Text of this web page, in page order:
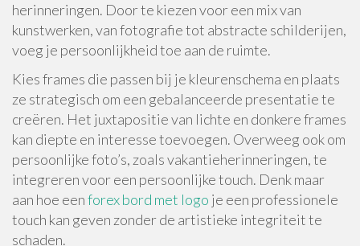
herinneringen. Door te kiezen voor een mix van
kunstwerken, van fotografie tot abstracte schilderijen,
voeg je persoonlijkheid toe aan de ruimte.
Kies frames die passen bij je kleurenschema en plaats
ze strategisch om een gebalanceerde presentatie te
creëren. Het juxtapositie van lichte en donkere frames
kan diepte en interesse toevoegen. Overweeg ook om
persoonlijke foto’s, zoals vakantieherinneringen, te
integreren voor een persoonlijke touch. Denk maar
aan hoe eenforex bord met logo je een professionele
touch kan geven zonder de artistieke integriteit te
schaden.